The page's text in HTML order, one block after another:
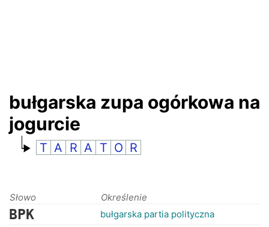
bułgarska zupa ogórkowa na
jogurcie
T A R A T O R
Słowo Określenie
BPK bułgarska partia polityczna